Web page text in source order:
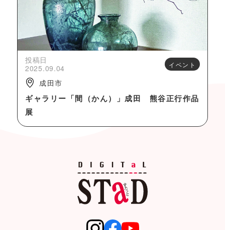
投稿日
2025.09.04
イベント
成田市
ギャラリー「間（かん）」成田 熊谷正行作品
展